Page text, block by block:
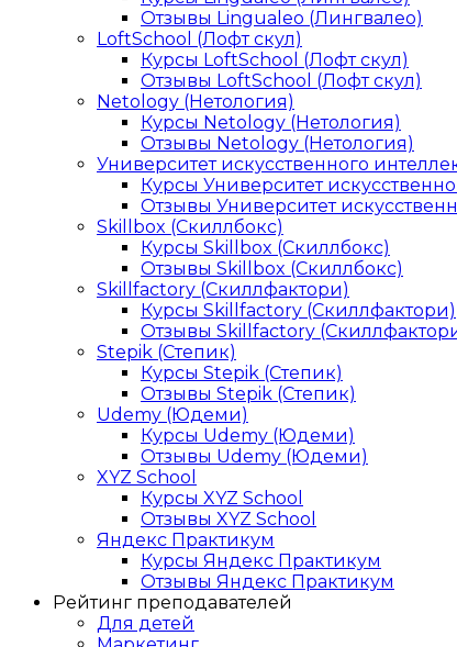
Отзывы Lingualeo (Лингвалео)
LoftSchool (Лофт скул)
Курсы LoftSchool (Лофт скул)
Отзывы LoftSchool (Лофт скул)
Netology (Нетология)
Курсы Netology (Нетология)
Отзывы Netology (Нетология)
Университет искусственного
Курсы Университет
Отзывы Университет
Skillbox (Скиллбокс)
Курсы Skillbox (Скиллбокс)
Отзывы Skillbox (Скиллбокс)
Skillfactory (Скиллфактори)
Курсы Skillfactory (Скиллфактори)
Отзывы Skillfactory
Stepik (Степик)
Курсы Stepik (Степик)
Отзывы Stepik (Степик)
Udemy (Юдеми)
Курсы Udemy (Юдеми)
Отзывы Udemy (Юдеми)
XYZ School
Курсы XYZ School
Отзывы XYZ School
Яндекс Практикум
Курсы Яндекс Практикум
Отзывы Яндекс Практикум
Рейтинг преподавателей
Для детей